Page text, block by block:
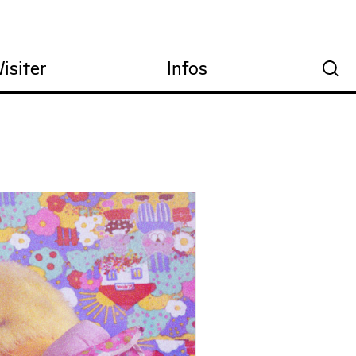
Infos 🔍